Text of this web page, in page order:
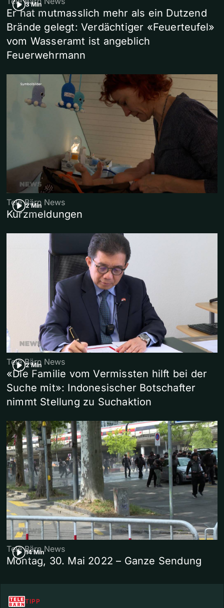
3 Min
Er hat mutmasslich mehr als ein Dutzend
Brände gelegt: Verdächtiger «Feuerteufel»
vom Wasseramt ist angeblich
Feuerwehrmann
2 Min
Tele Bärn News
Kurzmeldungen
2 Min
Tele Bärn News
«Die Familie vom Vermissten hilft bei der
Suche mit»: Indonesischer Botschafter
nimmt Stellung zu Suchaktion
14 Min
Tele Bärn News
Montag, 30. Mai 2022 – Ganze Sendung
TIPP